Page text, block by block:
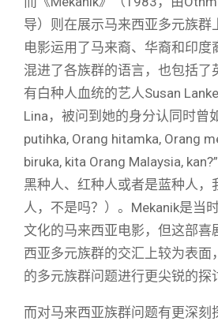
导）则在展示马来西亚多元族群
电影运用了马来裔、华裔和印度
混进了各族群的语言，也包括了
有白种人血统的艺人Susan
Lina，被问到她的身分认同时曾
putihka, Orang hitamka, Orang
biruka, kita Orang Malaysia,
黑种人、红种人或者是蓝种人，
人，不是吗？）。Mekanik是当
文化的马来西亚电影，但这部喜
西亚多元族群的交汇上较为表面
的多元族群问题进行更尖锐的探
而对马来西亚族群问题有更深刻